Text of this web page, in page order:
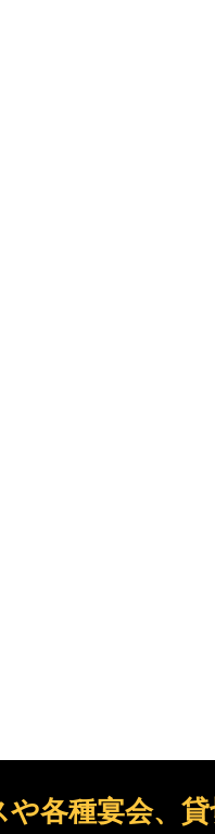
各種宴会、貸